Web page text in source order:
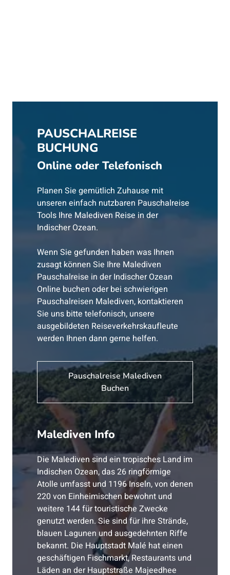
PAUSCHALREISE
BUCHUNG
Online oder Telefonisch
Planen Sie gemütlich Zuhause mit
unseren einfach nutzbaren Pauschalreise
Tools Ihre Malediven Reise in der
Indischer Ozean.
Wenn Sie gefunden haben was Ihnen
zusagt können Sie Ihre Malediven
Pauschalreise in der Indischer Ozean
Online buchen oder bei schwierigen
Pauschalreisen Malediven, kontaktieren
Sie uns bitte telefonisch, unsere
ausgebildeten Reiseverkehrskaufleute
werden Ihnen dann gerne helfen.
Pauschalreise Malediven
Buchen
Malediven Info
Die Malediven sind ein tropisches Land im
Indischen Ozean, das 26 ringförmige
Atolle umfasst und 1196 Inseln, von denen
220 von Einheimischen bewohnt und
weitere 144 für touristische Zwecke
genutzt werden. Sie sind für ihre Strände,
blauen Lagunen und ausgedehnten Riffe
bekannt. Die Hauptstadt Malé hat einen
geschäftigen Fischmarkt, Restaurants und
Läden an der Hauptstraße Majeedhee